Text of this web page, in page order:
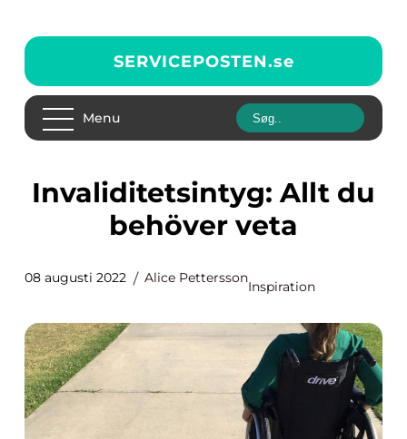
SERVICEPOSTEN.se
Menu
Invaliditetsintyg: Allt du
behöver veta
08 augusti 2022 Alice Pettersson
Inspiration